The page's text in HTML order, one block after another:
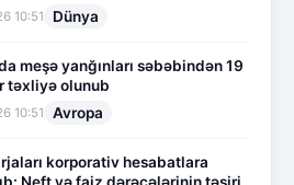
10:51 Dünya
meşə yanğınları səbəbindən 19
təxliyə olunub
10:51 Avropa
korporativ hesabatlara